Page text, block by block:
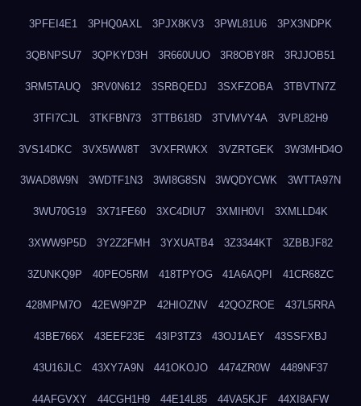
3PFEI4E1 3PHQ0AXL 3PJX8KV3 3PWL81U6 3PX3NDPK
3QBNPSU7 3QPKYD3H 3R660UUO 3R8OBY8R 3RJJOB51
3RM5TAUQ 3RV0N612 3SRBQEDJ 3SXFZOBA 3TBVTN7Z
3TFI7CJL 3TKFBN73 3TTB618D 3TVMVY4A 3VPL82H9
3VS14DKC 3VX5WW8T 3VXFRWKX 3VZRTGEK 3W3MHD4O
3WAD8W9N 3WDTF1N3 3WI8G8SN 3WQDYCWK 3WTTA97N
3WU70G19 3X71FE60 3XC4DIU7 3XMIH0VI 3XMLLD4K
3XWW9P5D 3Y2Z2FMH 3YXUATB4 3Z3344KT 3ZBBJF82
3ZUNKQ9P 40PEO5RM 418TPYOG 41A6AQPI 41CR68ZC
428MPM7O 42EW9PZP 42HIOZNV 42QOZROE 437L5RRA
43BE766X 43EEF23E 43IP3TZ3 43OJ1AEY 43SSFXBJ
43U16JLC 43XY7A9N 441OKOJO 4474ZR0W 4489NF37
44AFGVXY 44CGH1H9 44E14L85 44VA5KJF 44XI8AFW